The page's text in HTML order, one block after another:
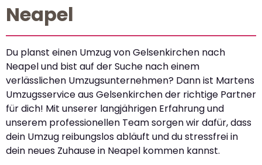
Neapel
Du planst einen Umzug von Gelsenkirchen nach
Neapel und bist auf der Suche nach einem
verlässlichen Umzugsunternehmen? Dann ist Martens
Umzugsservice aus Gelsenkirchen der richtige Partner
für dich! Mit unserer langjährigen Erfahrung und
unserem professionellen Team sorgen wir dafür, dass
dein Umzug reibungslos abläuft und du stressfrei in
dein neues Zuhause in Neapel kommen kannst.